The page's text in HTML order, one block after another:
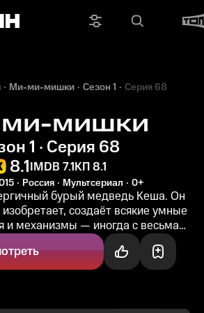
Ми-ми-мишки Сезон 1 Серия 68
мишки
1 · Серия 68
8.1IMDB 7.1КП 8.1
Россия Мультсериал 0+
бурый медведь Кеша. Он
создаёт всякие умные
и механизмы — иногда с весьма
результатами...